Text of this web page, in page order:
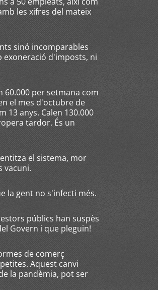
les xifres del mateix
sinó incomparables
exoneració d'imposts, ni
60.000 per setmana com
el mes d'octubre de
13 anys. Calen 130.000
tardor. És un
el sistema, mor
vacuni.
la gent no s'infecti més.
públics han suspès
Govern i que pleguin!
de comerç
Aquest canvi
la pandèmia, pot ser